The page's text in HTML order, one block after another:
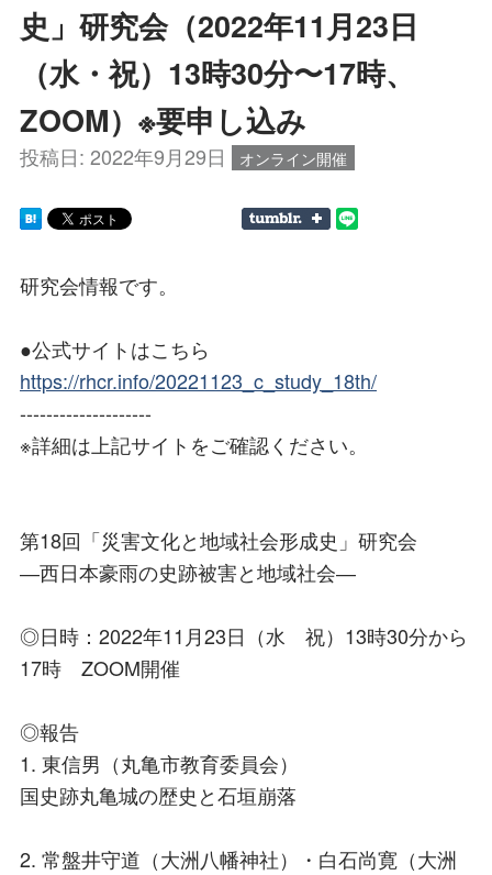
史」研究会（2022年11月23日
（水・祝）13時30分〜17時、
ZOOM）※要申し込み
投稿日: 2022年9月29日 オンライン開催
研究会情報です。
●公式サイトはこちら
https://rhcr.info/20221123_c_study_18th/
--------------------
※詳細は上記サイトをご確認ください。
第18回「災害文化と地域社会形成史」研究会
―西日本豪雨の史跡被害と地域社会―
◎日時：2022年11月23日（水 祝）13時30分から
17時 ZOOM開催
◎報告
1. 東信男（丸亀市教育委員会）
国史跡丸亀城の歴史と石垣崩落
2. 常盤井守道（大洲八幡神社）・白石尚寛（大洲